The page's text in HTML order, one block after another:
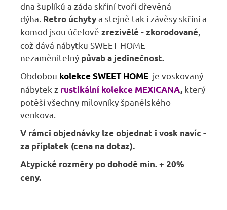
dna šuplíků a záda skříní tvoří dřevěná
dýha. Retro úchytya stejně tak i závěsy skříní a
komod jsou účelově zrezivělé - zkorodované,
což dává nábytku SWEET HOME
nezaměnitelný půvab a jedinečnost.
Obdobou kolekce SWEET HOME je voskovaný
nábytek z rustikální kolekce MEXICANA, který
potěší všechny milovníky španělského
venkova.
V rámci objednávky lze objednat i vosk navíc -
za příplatek (cena na dotaz).
Atypické rozměry po dohodě min. + 20%
ceny.